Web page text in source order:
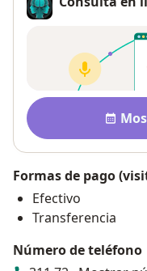
Disponibilidad
Formas de pago
Efectivo
Transferencia
Número de teléfono